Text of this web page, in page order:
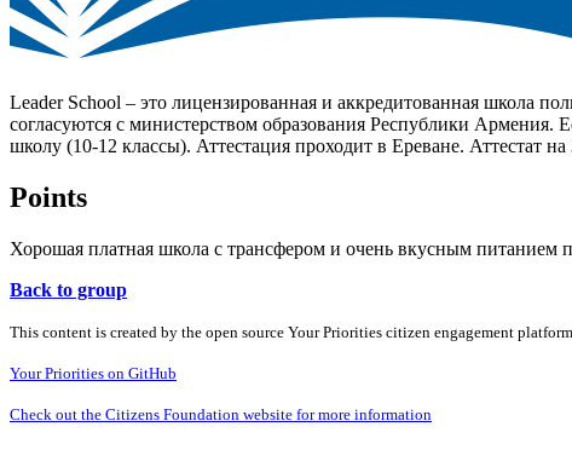
Leader School – это лицензированная и аккредитованная школа
согласуются с министерством образования Республики
школу (10-12 классы). Аттестация проходит в Ереване. Аттестат
Points
Хорошая платная школа с трансфером и очень вкусным питанием
Back to group
This content is created by the open source Your Priorities citizen engagement
Your Priorities on GitHub
Check out the Citizens Foundation website for more information